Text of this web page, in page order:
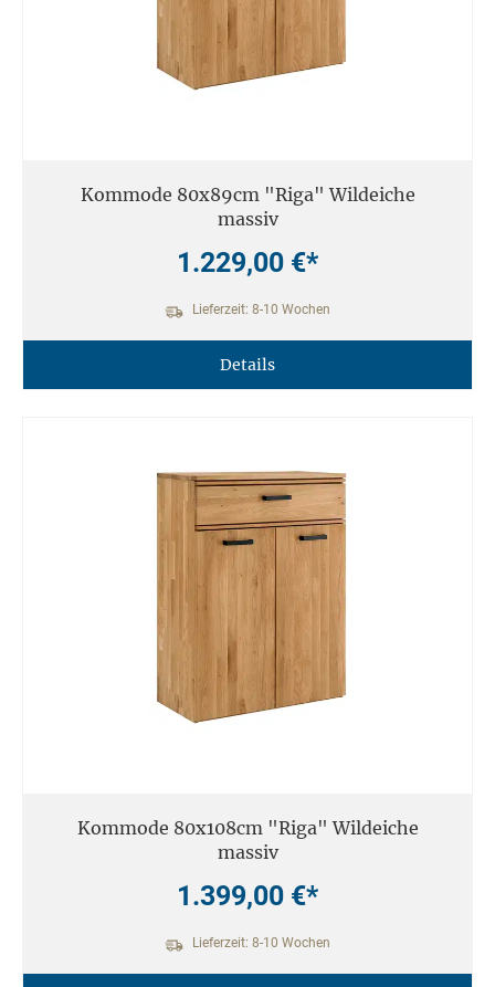
Kommode 80x89cm "Riga" Wildeiche
massiv
1.229,00 €*
Lieferzeit: 8-10 Wochen
Details
Kommode 80x108cm "Riga" Wildeiche
massiv
1.399,00 €*
Lieferzeit: 8-10 Wochen